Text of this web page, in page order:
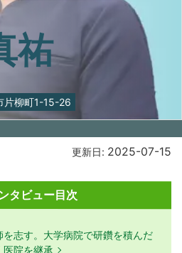
祐
片柳町1-15-26
更新日: 2025-07-15
タビュー目次
志す。大学病院で研鑽を積んだ
医院を継承